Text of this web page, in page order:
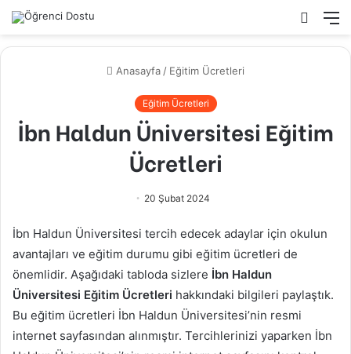
Arama
Anasayfa / Eğitim Ücretleri
Eğitim Ücretleri
İbn Haldun Üniversitesi Eğitim
Ücretleri
20 Şubat 2024
İbn Haldun Üniversitesi tercih edecek adaylar için okulun
avantajları ve eğitim durumu gibi eğitim ücretleri de
önemlidir. Aşağıdaki tabloda sizlere İbn Haldun
Üniversitesi Eğitim Ücretleri hakkındaki bilgileri paylaştık.
Bu eğitim ücretleri İbn Haldun Üniversitesi’nin resmi
internet sayfasından alınmıştır. Tercihlerinizi yaparken İbn